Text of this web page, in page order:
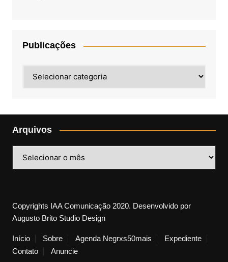
Publicações
Arquivos
Copyrights IAA Comunicação 2020. Desenvolvido por
Augusto Brito Studio Design
Início Sobre Agenda Negrxs50mais
Expediente
Contato
Anuncie